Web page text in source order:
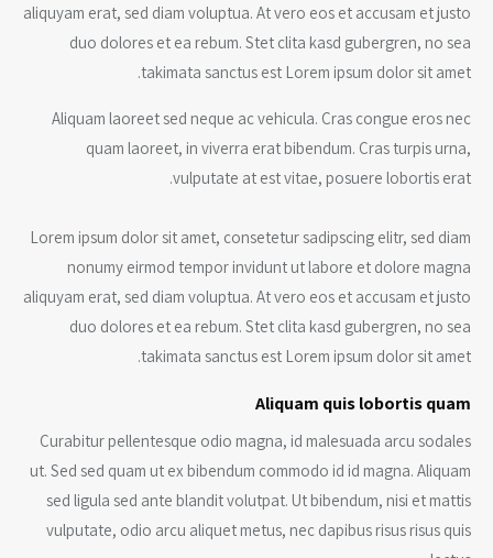
aliquyam erat, sed diam voluptua. At vero eos et accusam et justo
duo dolores et ea rebum. Stet clita kasd gubergren, no sea
takimata sanctus est Lorem ipsum dolor sit amet.
Aliquam laoreet sed neque ac vehicula. Cras congue eros nec
quam laoreet, in viverra erat bibendum. Cras turpis urna,
vulputate at est vitae, posuere lobortis erat.
Lorem ipsum dolor sit amet, consetetur sadipscing elitr, sed diam
nonumy eirmod tempor invidunt ut labore et dolore magna
aliquyam erat, sed diam voluptua. At vero eos et accusam et justo
duo dolores et ea rebum. Stet clita kasd gubergren, no sea
takimata sanctus est Lorem ipsum dolor sit amet.
Aliquam quis lobortis quam
Curabitur pellentesque odio magna, id malesuada arcu sodales
ut. Sed sed quam ut ex bibendum commodo id id magna. Aliquam
sed ligula sed ante blandit volutpat. Ut bibendum, nisi et mattis
vulputate, odio arcu aliquet metus, nec dapibus risus risus quis